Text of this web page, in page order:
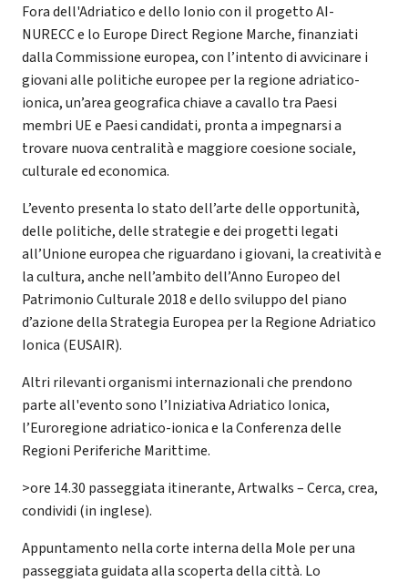
Fora dell'Adriatico e dello Ionio con il progetto AI-
NURECC e lo Europe Direct Regione Marche, finanziati
dalla Commissione europea, con l’intento di avvicinare i
giovani alle politiche europee per la regione adriatico-
ionica, un’area geografica chiave a cavallo tra Paesi
membri UE e Paesi candidati, pronta a impegnarsi a
trovare nuova centralità e maggiore coesione sociale,
culturale ed economica.
L’evento presenta lo stato dell’arte delle opportunità,
delle politiche, delle strategie e dei progetti legati
all’Unione europea che riguardano i giovani, la creatività e
la cultura, anche nell’ambito dell’Anno Europeo del
Patrimonio Culturale 2018 e dello sviluppo del piano
d’azione della Strategia Europea per la Regione Adriatico
Ionica (EUSAIR).
Altri rilevanti organismi internazionali che prendono
parte all'evento sono l’Iniziativa Adriatico Ionica,
l’Euroregione adriatico-ionica e la Conferenza delle
Regioni Periferiche Marittime.
>ore 14.30 passeggiata itinerante, Artwalks – Cerca, crea,
condividi (in inglese).
Appuntamento nella corte interna della Mole per una
passeggiata guidata alla scoperta della città. Lo